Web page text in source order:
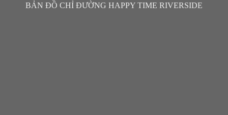
BẢN ĐỒ CHỈ ĐƯỜNG HAPPY TIME RIVERSIDE